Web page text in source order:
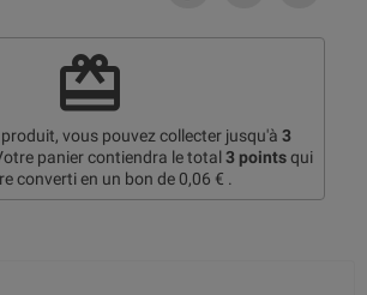
redeem
vous pouvez collecter jusqu'à 3
panier contiendra le total 3 pointsqui
converti en un bon de 0,06 € .